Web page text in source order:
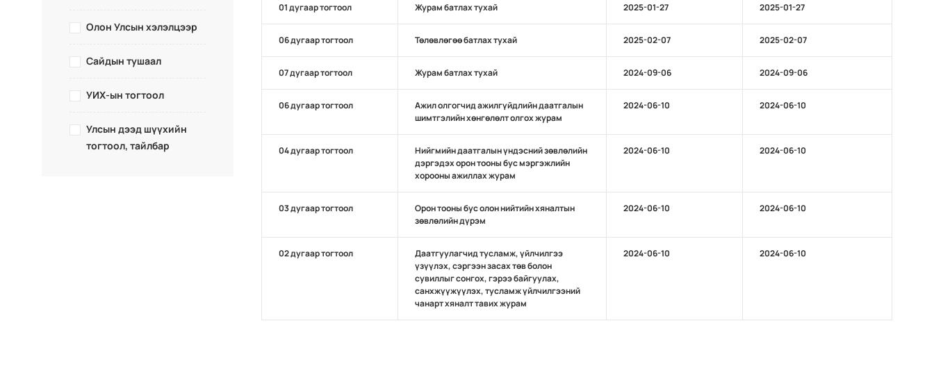
Олон Улсын хэлэлцээр
Сайдын тушаал
УИХ-ын тогтоол
Улсын дээд шүүхийн
тогтоол, тайлбар
01 дугаар тогтоол Журам батлах тухай 2025-01-27 2025-01-27
06 дугаар тогтоол Төлөвлөгөө батлах тухай 2025-02-07 2025-02-07
07 дугаар тогтоол Журам батлах тухай 2024-09-06 2024-09-06
06 дугаар тогтоол
Ажил олгогчид ажилгүйдлийн даатгалын
шимтгэлийн хөнгөлөлт олгох журам
2024-06-10 2024-06-10
04 дугаар тогтоол
Нийгмийн даатгалын үндэсний зөвлөлийн
дэргэдэх орон тооны бус мэргэжлийн
хорооны ажиллах журам
2024-06-10 2024-06-10
03 дугаар тогтоол
Орон тооны бус олон нийтийн хяналтын
зөвлөлийн дүрэм
2024-06-10 2024-06-10
02 дугаар тогтоол
Даатгуулагчид тусламж, үйлчилгээ
үзүүлэх, сэргээн засах төв болон
сувиллыг сонгох, гэрээ байгуулах,
санхжүүжүүлэх, тусламж үйлчилгээний
чанарт хяналт тавих журам
2024-06-10 2024-06-10